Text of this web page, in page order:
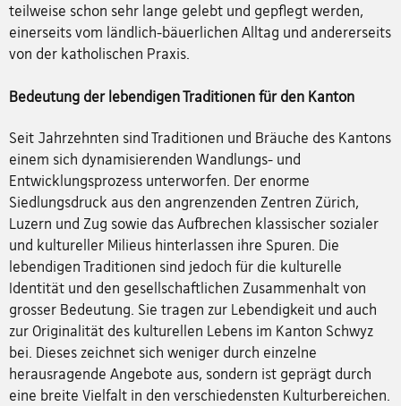
teilweise schon sehr lange gelebt und gepflegt werden,
einerseits vom ländlich-bäuerlichen Alltag und andererseits
von der katholischen Praxis.
Bedeutung der lebendigen Traditionen für den Kanton
Seit Jahrzehnten sind Traditionen und Bräuche des Kantons
einem sich dynamisierenden Wandlungs- und
Entwicklungsprozess unterworfen. Der enorme
Siedlungsdruck aus den angrenzenden Zentren Zürich,
Luzern und Zug sowie das Aufbrechen klassischer sozialer
und kultureller Milieus hinterlassen ihre Spuren. Die
lebendigen Traditionen sind jedoch für die kulturelle
Identität und den gesellschaftlichen Zusammenhalt von
grosser Bedeutung. Sie tragen zur Lebendigkeit und auch
zur Originalität des kulturellen Lebens im Kanton Schwyz
bei. Dieses zeichnet sich weniger durch einzelne
herausragende Angebote aus, sondern ist geprägt durch
eine breite Vielfalt in den verschiedensten Kulturbereichen.